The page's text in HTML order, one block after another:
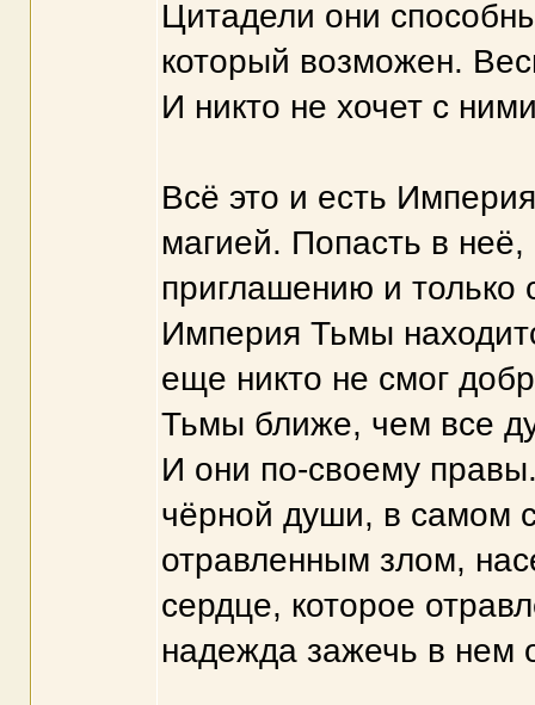
Цитадели они
который возможен.
И никто не хочет с
Всё это и есть
магией. Попасть в неё,
приглашению и только
Империя Тьмы
еще никто не смог
Тьмы ближе, чем все
И они по-своему
чёрной души, в самом
отравленным злом,
сердце, которое
надежда зажечь в нем